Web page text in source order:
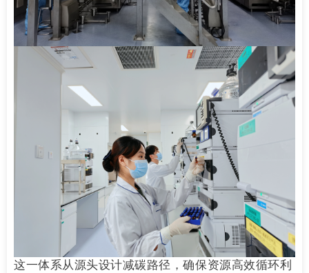
这一体系从源头设计减碳路径，确保资源高效循环利